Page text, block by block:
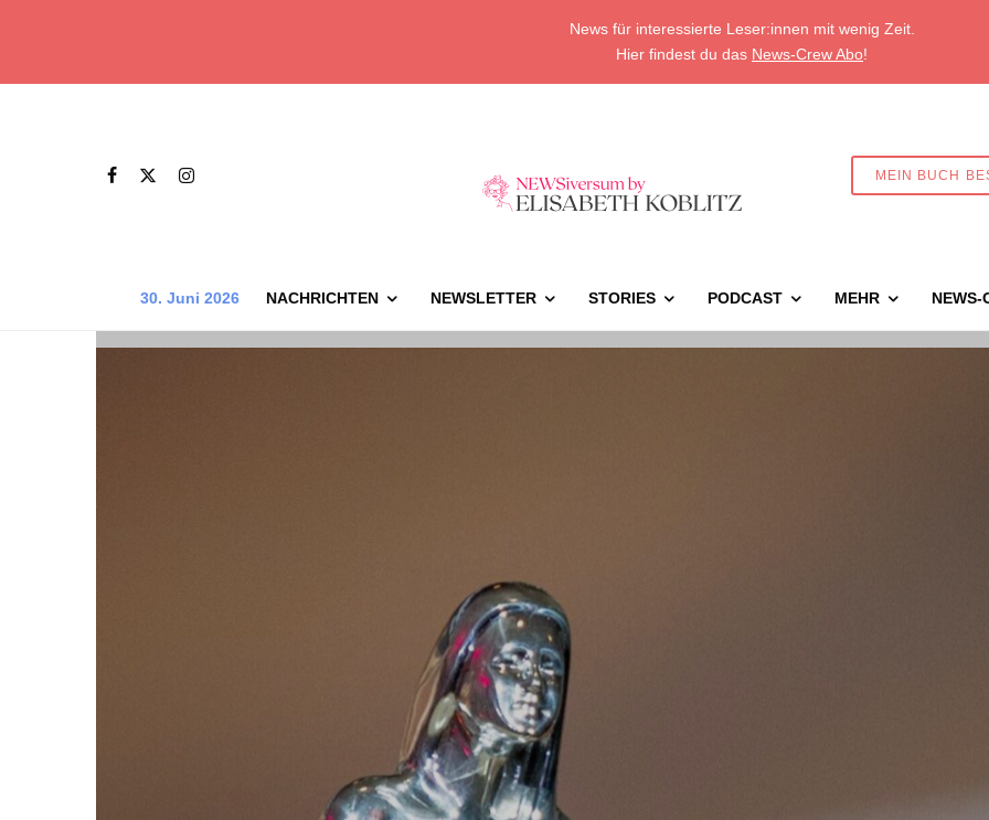
News für interessierte Leser:innen mit wenig Zeit.
Hier findest du das News-Crew Abo!
MEIN BUCH
30. Juni 2026 NACHRICHTEN NEWSLETTER STORIES PODCAST MEHR NEWS-